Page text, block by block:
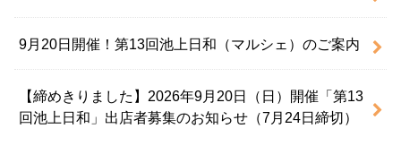
9月20日開催！第13回池上日和（マルシェ）のご案内
【締めきりました】2026年9月20日（日）開催「第13
回池上日和」出店者募集のお知らせ（7月24日締切）